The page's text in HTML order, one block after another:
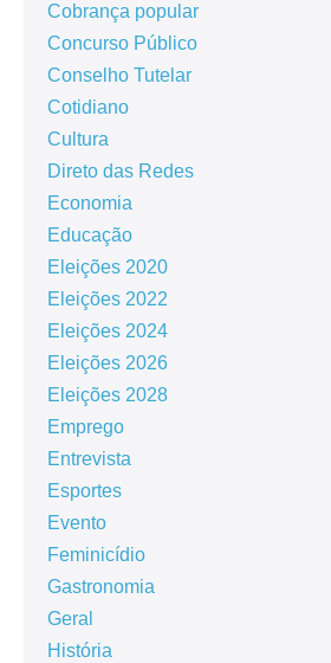
Cobrança popular
Concurso Público
Conselho Tutelar
Cotidiano
Cultura
Direto das Redes
Economia
Educação
Eleições 2020
Eleições 2022
Eleições 2024
Eleições 2026
Eleições 2028
Emprego
Entrevista
Esportes
Evento
Feminicídio
Gastronomia
Geral
História